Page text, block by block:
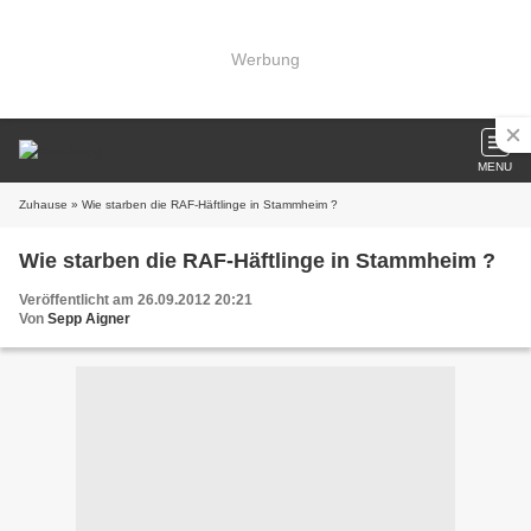
Werbung
MENU
Zuhause » Wie starben die RAF-Häftlinge in Stammheim ?
Wie starben die RAF-Häftlinge in Stammheim ?
Veröffentlicht am 26.09.2012 20:21
Von Sepp Aigner